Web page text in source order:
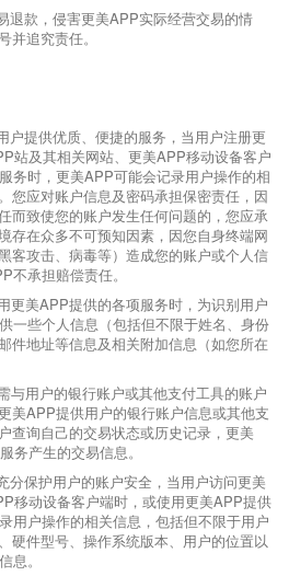
退款，侵害更美APP实际经营交易的情
并追究责任。
户提供优质、便捷的服务，当用户注册更
站及其相关网站、更美APP移动设备客户
务时，更美APP可能会记录用户操作的相
您应对账户信息及密码承担保密责任，因
而致使您的账户发生任何问题的，您应承
存在众多不可预知因素，因您自身终端网
客攻击、病毒等）造成您的账户或个人信
不承担赔偿责任。
更美APP提供的各项服务时，为识别用户
一些个人信息（包括但不限于姓名、身份
件地址等信息及相关附加信息（如您所在
与用户的银行账户或其他支付工具的账户
美APP提供用户的银行账户信息或其他支
查询自己的交易状态或历史记录，更美
务产生的交易信息。
分保护用户的账户安全，当用户访问更美
移动设备客户端时，或使用更美APP提供
用户操作的相关信息，包括但不限于用户
硬件型号、操作系统版本、用户的位置以
息。